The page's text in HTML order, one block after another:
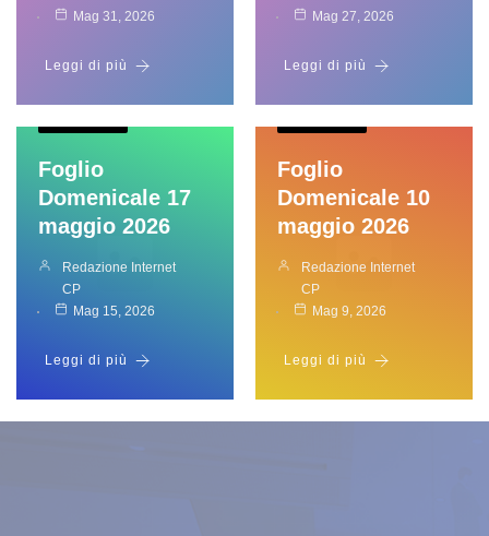
Mag 31, 2026
Leggi di più
Mag 27, 2026
Leggi di più
Foglio
Domenicale 17
maggio 2026
Redazione Internet
CP
Mag 15, 2026
Leggi di più
Foglio
Domenicale 10
maggio 2026
Redazione Internet
CP
Mag 9, 2026
Leggi di più